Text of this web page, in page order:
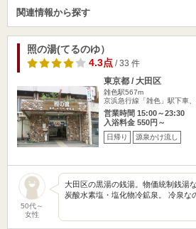
関連情報から探す
照の湯(てるのゆ）
4.3点/ 33 件
東京都 / 大田区
雑色駅567m
京浜急行線「雑色」駅下車
営業時間 15:00～23:30
入浴料金 550円～
日帰り 源泉かけ流し
50代～
女性
大田区の黒湯の銭湯。物価統制銭湯
炭酸水素塩・塩化物冷鉱泉。 冷泉な